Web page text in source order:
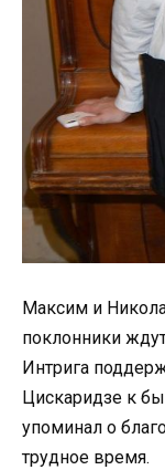
Максим и
поклонники
Интрига
Цискаридзе к
упоминал о
трудное время.